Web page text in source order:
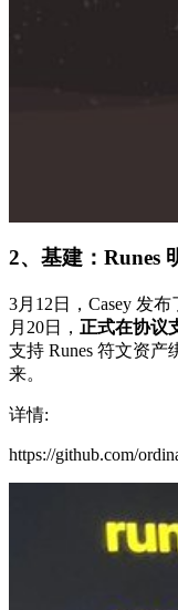
2、 基建：Runes
3月12日，Casey 发
月20日， 正式在协议
支持 Runes 符文资产
来。
详情:
https://github.com/